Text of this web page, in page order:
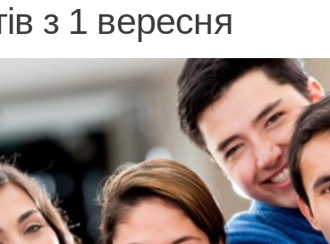
з 1 вересня